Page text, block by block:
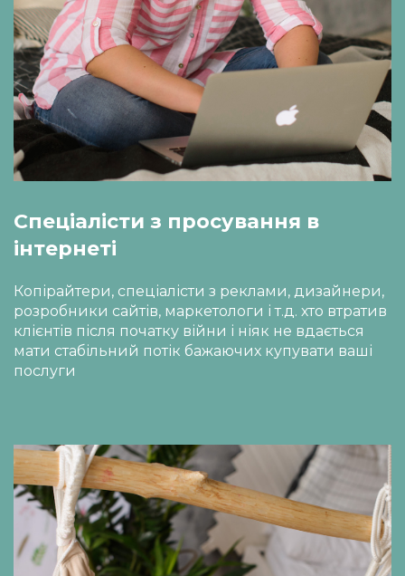
Спеціалісти з просування в
інтернеті
Копірайтери, спеціалісти з реклами, дизайнери,
розробники сайтів, маркетологи і т.д. хто втратив
клієнтів після початку війни і ніяк не вдається
мати стабільний потік бажаючих купувати ваші
послуги